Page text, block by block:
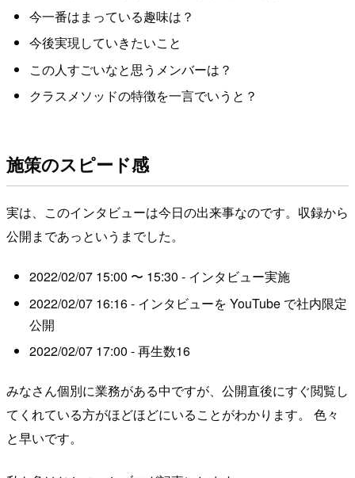
今一番はまっている趣味は？
今後実現していきたいこと
この人すごいなと思うメンバーは？
クラスメソッドの特徴を一言でいうと？
施策のスピード感
実は、このインタビューは今日の出来事なのです。収録から
公開まであっというまでした。
2022/02/07 15:00 〜 15:30 - インタビュー実施
2022/02/07 16:16 - インタビューを YouTube で社内限定
公開
2022/02/07 17:00 - 再生数16
みなさん個別に業務がある中ですが、公開直後にすぐ閲覧し
てくれている方がほどほどにいることがわかります。 色々
と早いです。